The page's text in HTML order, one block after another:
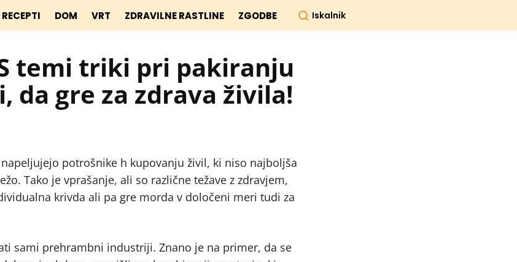
DOM VRT ZDRAVILNE RASTLINE ZGODBE Iskalnik
temi triki pri pakiranju
da gre za zdrava živila!
potrošnike h kupovanju živil, ki niso najboljša
Tako je vprašanje, ali so različne težave z zdravjem,
krivda ali pa gre morda v določeni meri tudi za
sami prehrambni industriji. Znano je na primer, da se